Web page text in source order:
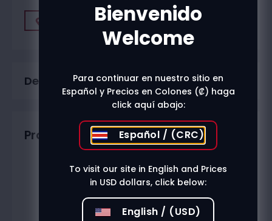
Find A Store
Description
Productos relacionados
Bienvenido
Welcome
Para continuar en nuestro sitio en
Español y Precios en Colones (₡) haga
click aquí abajo:
Español / (CRC)
To visit our site in English and Prices
in USD dollars, click below:
English / (USD)